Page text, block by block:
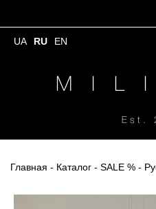
UA RU EN
M I L I
Est.
Главная - Каталог - SALE % -